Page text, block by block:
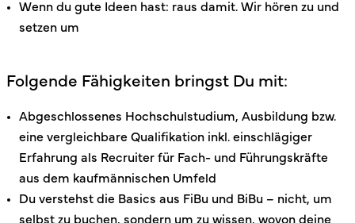
Wenn du gute Ideen hast: raus damit. Wir hören zu und
setzen um
Folgende Fähigkeiten bringst Du mit:
Abgeschlossenes Hochschulstudium, Ausbildung bzw.
eine vergleichbare Qualifikation inkl. einschlägiger
Erfahrung als Recruiter für Fach- und Führungskräfte
aus dem kaufmännischen Umfeld
Du verstehst die Basics aus FiBu und BiBu – nicht, um
selbst zu buchen, sondern um zu wissen, wovon deine